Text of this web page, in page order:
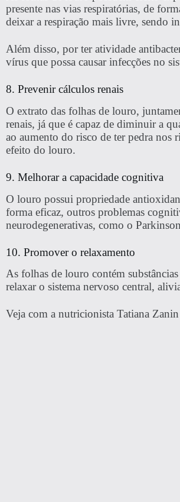
presente nas vias respiratórias, de
deixar a respiração mais livre, sendo
Além disso, por ter atividade
vírus que possa causar infecções no
8. Prevenir cálculos renais
O extrato das folhas de louro,
renais, já que é capaz de diminuir a
ao aumento do risco de ter pedra nos
efeito do louro.
9. Melhorar a capacidade cognitiva
O louro possui propriedade
forma eficaz, outros problemas
neurodegenerativas, como o
10. Promover o relaxamento
As folhas de louro contém
relaxar o sistema nervoso central,
Veja com a nutricionista Tatiana